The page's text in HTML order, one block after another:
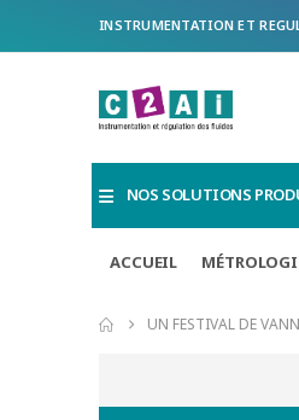
INSTRUMENTATION ET
NOS SOLUTIONS
ACCUEIL
UN FESTIVAL DE